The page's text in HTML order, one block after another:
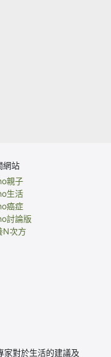
網站
親子
生活
癌症
討論版
N次方
家對於生活的建議及